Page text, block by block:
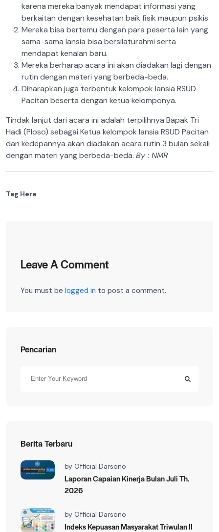
karena mereka banyak mendapat informasi yang
berkaitan dengan kesehatan baik fisik maupun psikis
Mereka bisa bertemu dengan para peserta lain yang
sama-sama lansia bisa bersilaturahmi serta
mendapat kenalan baru.
Mereka berharap acara ini akan diadakan lagi dengan
rutin dengan materi yang berbeda-beda.
Diharapkan juga terbentuk kelompok lansia RSUD
Pacitan beserta dengan ketua kelomponya.
Tindak lanjut dari acara ini adalah terpilihnya Bapak Tri
Hadi (Ploso) sebagai Ketua kelompok lansia RSUD Pacitan
dan kedepannya akan diadakan acara rutin 3 bulan sekali
dengan materi yang berbeda-beda. By : NMR
Tag Here
Leave A Comment
You must be logged in to post a comment.
Pencarian
Berita Terbaru
by Official Darsono
Laporan Capaian Kinerja Bulan Juli Th.
2026
by Official Darsono
Indeks Kepuasan Masyarakat Triwulan II